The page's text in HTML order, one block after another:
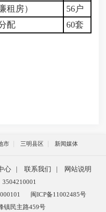
租房）
56户
配 60套
市 三明县区 新闻媒体
心 联系我们
网站说明
3504210001
闽ICP备11002485号
镇民主路459号